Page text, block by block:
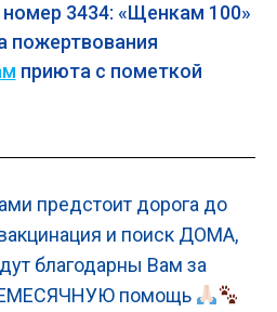
номер 3434: «Щенкам 100»
пожертвования
приюта с пометкой
предстоит дорога до
и поиск ДОМА,
благодарны Вам за
помощь